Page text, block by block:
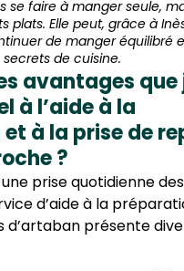
se faire à manger seule,
plats. Elle peut, grâce à
de manger équilibré
de cuisine.
avantages que
à l’aide à la
à la prise de
?
une prise quotidienne
d’aide à la
d’artaban présente